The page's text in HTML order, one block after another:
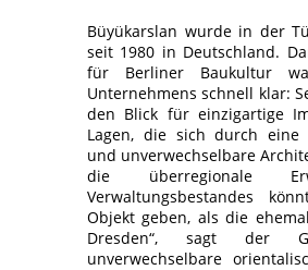
Büyükarslan wurde in der
seit 1980 in Deutschland.
für Berliner Baukultur
Unternehmens schnell klar:
den Blick für einzigartige
Lagen, die sich durch eine
und unverwechselbare
die überregionale
Verwaltungsbestandes
Objekt geben, als die
Dresden“, sagt der
unverwechselbare